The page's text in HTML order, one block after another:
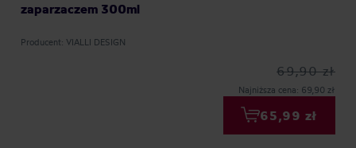
zaparzaczem 300ml
Producent: VIALLI DESIGN
69,90 zł
Najniższa cena: 69,90 zł
65,99 zł